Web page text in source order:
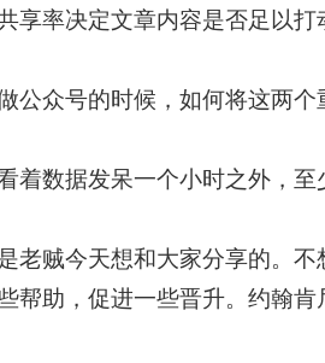
享率决定文章内容是否足以打
公众号的时候，如何将这两
着数据发呆一个小时之外，至
老贼今天想和大家分享的。
帮助，促进一些晋升。约翰肯